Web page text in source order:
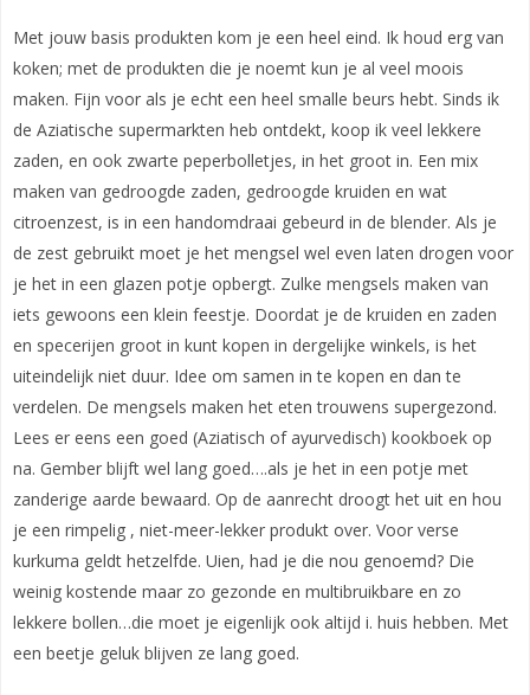
Met jouw basis produkten kom je een heel eind. Ik houd erg van
koken; met de produkten die je noemt kun je al veel moois
maken. Fijn voor als je echt een heel smalle beurs hebt. Sinds ik
de Aziatische supermarkten heb ontdekt, koop ik veel lekkere
zaden, en ook zwarte peperbolletjes, in het groot in. Een mix
maken van gedroogde zaden, gedroogde kruiden en wat
citroenzest, is in een handomdraai gebeurd in de blender. Als je
de zest gebruikt moet je het mengsel wel even laten drogen voor
je het in een glazen potje opbergt. Zulke mengsels maken van
iets gewoons een klein feestje. Doordat je de kruiden en zaden
en specerijen groot in kunt kopen in dergelijke winkels, is het
uiteindelijk niet duur. Idee om samen in te kopen en dan te
verdelen. De mengsels maken het eten trouwens supergezond.
Lees er eens een goed (Aziatisch of ayurvedisch) kookboek op
na. Gember blijft wel lang goed….als je het in een potje met
zanderige aarde bewaard. Op de aanrecht droogt het uit en hou
je een rimpelig , niet-meer-lekker produkt over. Voor verse
kurkuma geldt hetzelfde. Uien, had je die nou genoemd? Die
weinig kostende maar zo gezonde en multibruikbare en zo
lekkere bollen…die moet je eigenlijk ook altijd i. huis hebben. Met
een beetje geluk blijven ze lang goed.